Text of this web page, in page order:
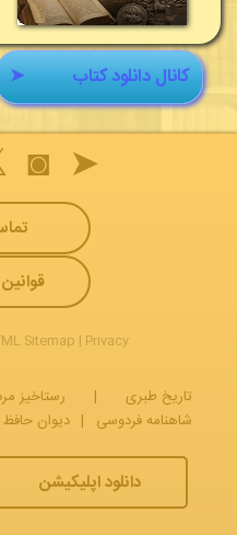
➤ کانال دانلود کتاب
➤
◙
Sitemap | Privacy
تاریخ طبری | رستاخیز
شاهنامه فردوسی | دیوان حافظ
دانلود اپلیکیشن